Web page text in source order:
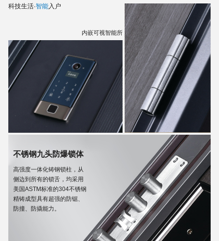
科技生活·智能入户
内嵌可视智能所
不锈钢九头防爆锁体
高强度一体化铸钢锁柱，从
侧边到所有的锁舌，均采用
美国ASTM标准的304不锈钢
精铸成型具有超强的防锯、
防撞、防撬能力。